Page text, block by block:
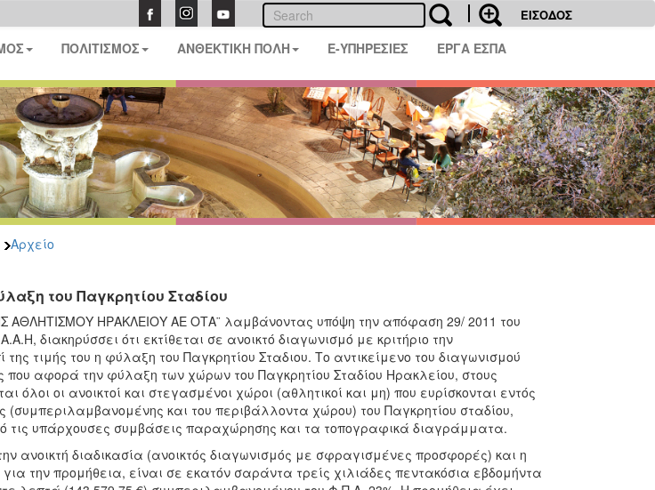
ΕΙΣΟΔΟΣ
ΠΟΛΙΤΙΣΜΟΣ ΑΝΘΕΚΤΙΚΗ ΠΟΛΗ E-ΥΠΗΡΕΣΙΕΣ ΕΡΓΑ ΕΣΠΑ
Αρχείο
του Παγκρητίου Σταδίου
ΑΘΛΗΤΙΣΜΟΥ ΗΡΑΚΛΕΙΟΥ ΑΕ ΟΤΑ¨ λαμβάνοντας υπόψη την απόφαση 29/ 2011 του
διακηρύσσει ότι εκτίθεται σε ανοικτό διαγωνισμό με κριτήριο την
τιμής του η φύλαξη του Παγκρητίου Σταδιου. Το αντικείμενο του διαγωνισμού
που αφορά την φύλαξη των χώρων του Παγκρητίου Σταδίου Ηρακλείου, στους
όλοι οι ανοικτοί και στεγασμένοι χώροι (αθλητικοί και μη) που ευρίσκονται εντός
(συμπεριλαμβανομένης και του περιβάλλοντα χώρου) του Παγκρητίου σταδίου,
τις υπάρχουσες συμβάσεις παραχώρησης και τα τοπογραφικά διαγράμματα.
ανοικτή διαδικασία (ανοικτός διαγωνισμός με σφραγισμένες προσφορές) και η
την προμήθεια, είναι σε εκατόν σαράντα τρείς χιλιάδες πεντακόσια εβδομήντα